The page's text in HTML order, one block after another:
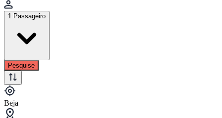
1 Passageiro
Pesquise
Beja